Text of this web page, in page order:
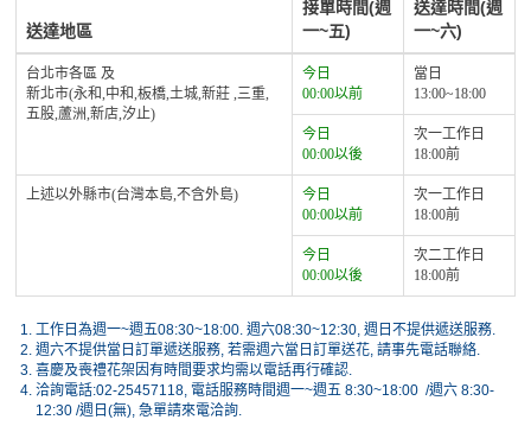
送達地區
接單時間(週
一~五)
送達時間(週
一~六)
台北市各區 及
新北市(永和,中和,板橋,土城,新莊 ,三重,
五股,蘆洲,新店,汐止)
今日
00:00以前
當日
13:00~18:00
今日
00:00以後
次一工作日
18:00前
上述以外縣市(台灣本島,不含外島)
今日
00:00以前
次一工作日
18:00前
今日
00:00以後
次二工作日
18:00前
1. 工作日為週一~週五08:30~18:00. 週六08:30~12:30, 週日不提供遞送服務.
2. 週六不提供當日訂單遞送服務, 若需週六當日訂單送花, 請事先電話聯絡.
3. 喜慶及喪禮花架因有時間要求均需以電話再行確認.
4. 洽詢電話:02-25457118, 電話服務時間週一~週五 8:30~18:00 /週六 8:30-
12:30 /週日(無), 急單請來電洽詢.